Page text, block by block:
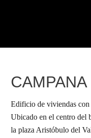
Edificio de viviendas
Ubicado en el centro del
la plaza Aristóbulo del